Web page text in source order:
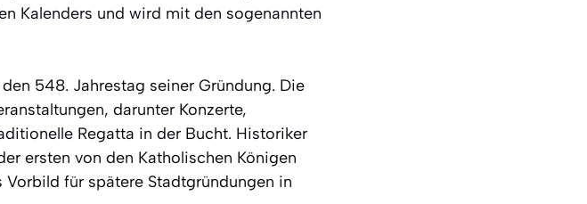
Kalenders und wird mit den sogenannten
548. Jahrestag seiner Gründung. Die
darunter Konzerte,
Regatta in der Bucht. Historiker
ersten von den Katholischen Königen
für spätere Stadtgründungen in